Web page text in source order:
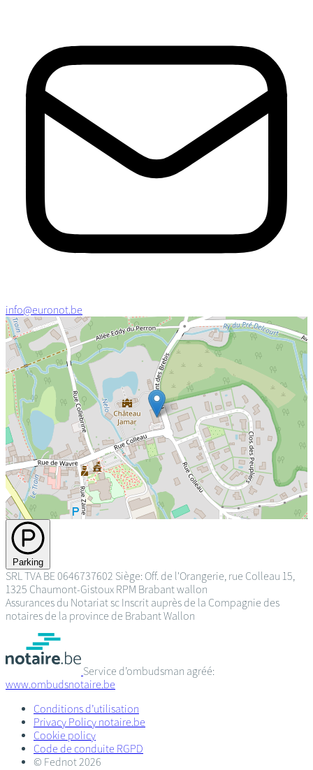
info@euronot.be
Parking
SRLTVA BE 0646737602 Siège: Off. de l'Orangerie, rue Colleau 15,
1325 Chaumont-Gistoux RPM Brabant wallon
Assurances du Notariat sc Inscrit auprès de la Compagnie des
notaires de la province de Brabant Wallon
Service d’ombudsman agréé:
www.ombudsnotaire.be
Conditions d’utilisation
Privacy Policy notaire.be
Cookie policy
Code de conduite RGPD
© Fednot 2026